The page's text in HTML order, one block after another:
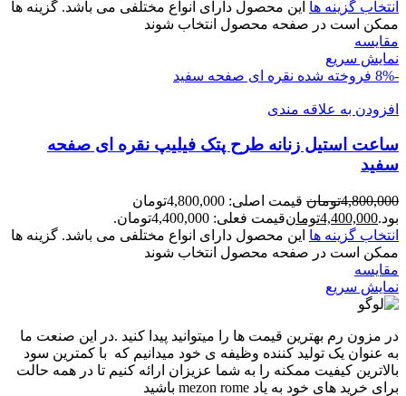
انتخاب گزینه ها این محصول دارای انواع مختلفی می باشد. گزینه ها
ممکن است در صفحه محصول انتخاب شوند
مقايسه
نمایش سریع
-8%
فروخته شده نقره ای صفحه سفید
افزودن به علاقه مندی
ساعت استيل زنانه طرح پتک فيليپ نقره ای صفحه
سفيد
4,800,000تومان
قیمت اصلی: 4,800,000تومان
بود.4,400,000تومانقیمت فعلی: 4,400,000تومان.
انتخاب گزینه ها این محصول دارای انواع مختلفی می باشد. گزینه ها
ممکن است در صفحه محصول انتخاب شوند
مقايسه
نمایش سریع
در مزون رم بهترین قیمت ها را میتوانید پیدا کنید .در این صنعت ما
به عنوان یک تولید کننده وظیفه ی خود میدانیم که با کمترین سود
بالاترین کیفیت ممکنه را به شما عزیزان ارائه کنیم تا در همه حالت
برای خرید های خود به یاد mezon rome باشید